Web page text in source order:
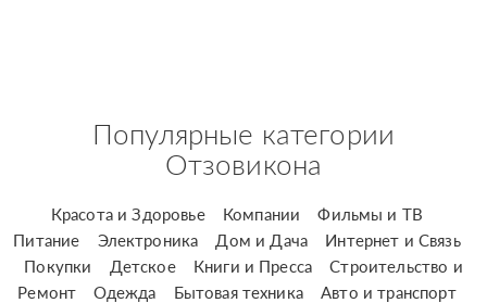
Популярные категории
Отзовикона
Красота и Здоровье Компании
Фильмы и ТВ
Питание
Электроника Дом и Дача
Интернет и Связь
Покупки
Детское Книги и Пресса
Строительство и
Ремонт
Одежда Бытовая техника
Авто и транспорт